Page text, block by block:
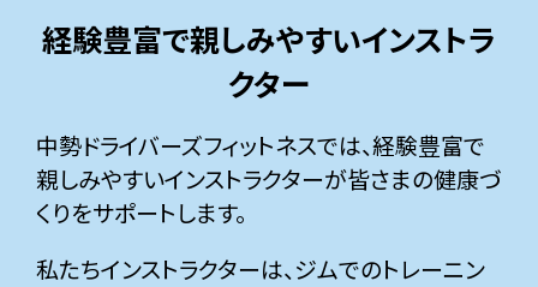
経験豊富で親しみやすいインストラ
クター
中勢ドライバーズフィットネスでは、経験豊富で
親しみやすいインストラクターが皆さまの健康づ
くりをサポートします。
私たちインストラクターは、ジムでのトレーニン